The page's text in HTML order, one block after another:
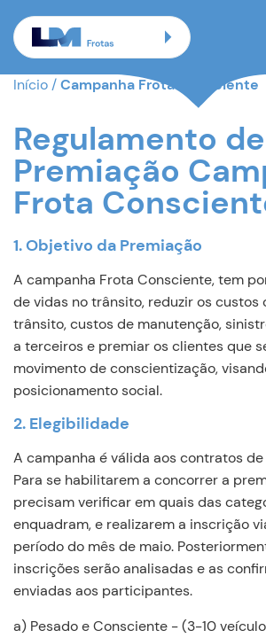
Início /Campanha Frota Consciente
Regulamento de
Premiação
Frota
1. Objetivo da Premiação
A campanha Frota Consciente, tem
de vidas no trânsito, reduzir os custos
trânsito, custos de manutenção,
a terceiros e premiar os clientes que
movimento de conscientização,
posicionamento social.
2. Elegibilidade
A campanha é válida aos contratos
Para se habilitarem a concorrer a
precisam verificar em quais das
enquadram, e realizarem a inscrição
período do mês de maio.
inscrições serão analisadas e as
enviadas aos participantes.
a) Pesado e Consciente - (3-10